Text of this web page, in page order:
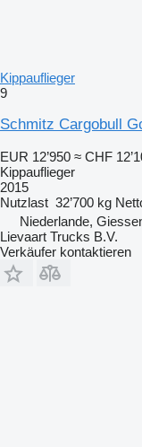
Kippauflieger
9
Schmitz Cargobull
EUR 12’950 ≈ CHF
Kippauflieger
2015
Nutzlast 32’700 kg
Niederlande,
Lievaart Trucks B.V.
Verkäufer kontaktieren